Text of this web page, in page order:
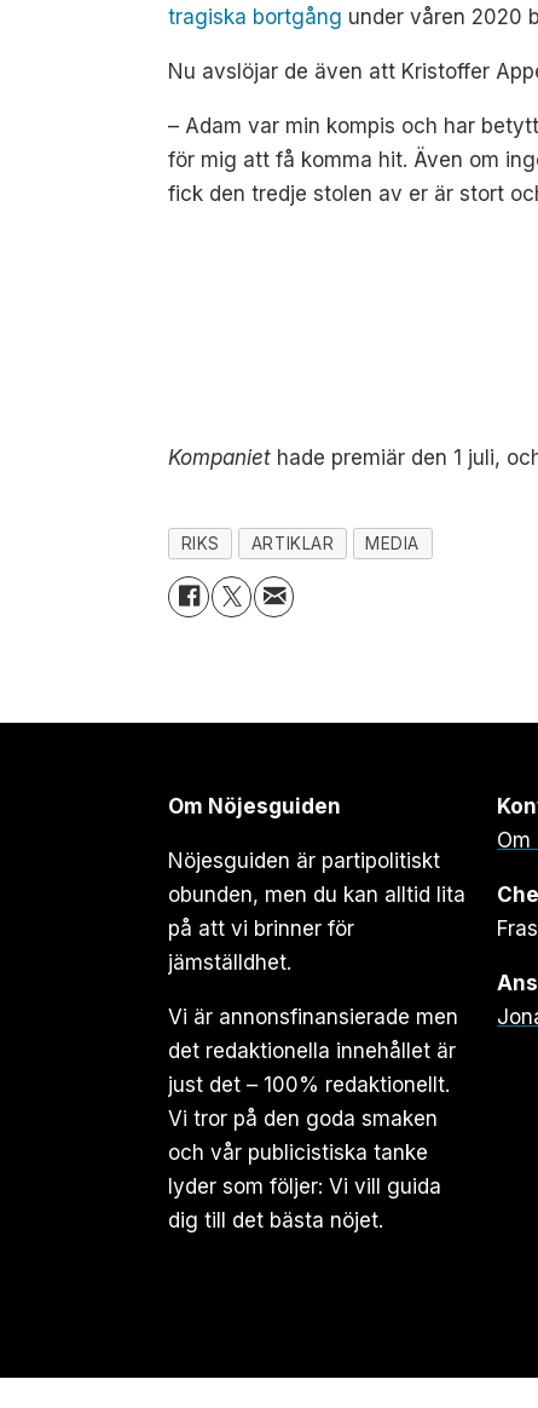
tragiska bortgång under våren 2020
Nu avslöjar de även att Kristoffer
– Adam var min kompis och har
för mig att få komma hit. Även om
fick den tredje stolen av er är stort
Kompaniet hade premiär den 1 juli,
RIKS ARTIKLAR MEDIA
Om Nöjesguiden
Nöjesguiden är partipolitiskt
obunden, men du kan alltid lita
på att vi brinner för
jämställdhet.
Vi är annonsfinansierade men
det redaktionella innehållet är
just det – 100% redaktionellt.
Vi tror på den goda smaken
och vår publicistiska tanke
lyder som följer: Vi vill guida
dig till det bästa nöjet.
Om